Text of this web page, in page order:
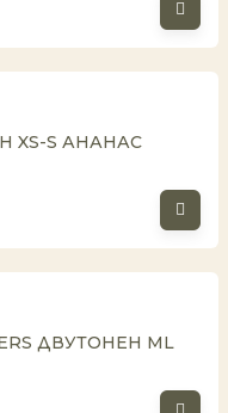
XS-S АНАНАС
ДВУТОНЕН ML